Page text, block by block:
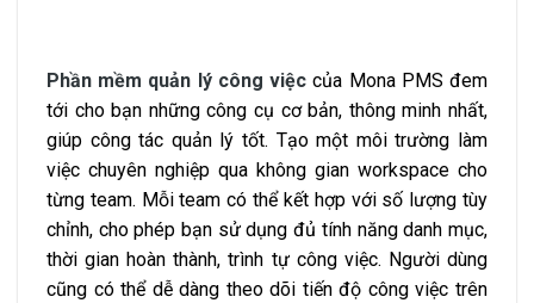
Phần mềm quản lý công việccủa Mona PMS đem
tới cho bạn những công cụ cơ bản, thông minh nhất,
giúp công tác quản lý tốt. Tạo một môi trường làm
việc chuyên nghiệp qua không gian workspace cho
từng team. Mỗi team có thể kết hợp với số lượng tùy
chỉnh, cho phép bạn sử dụng đủ tính năng danh mục,
thời gian hoàn thành, trình tự công việc. Người dùng
cũng có thể dễ dàng theo dõi tiến độ công việc trên